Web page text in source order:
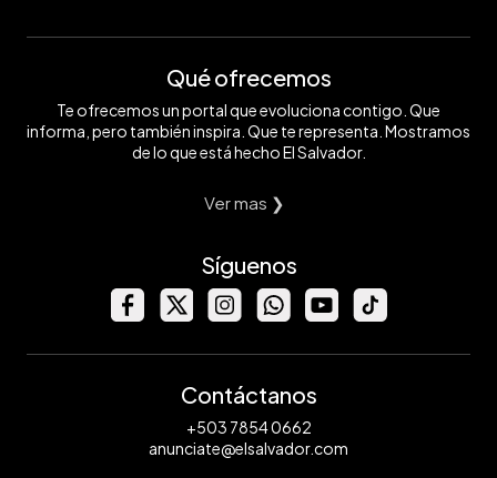
Qué ofrecemos
Te ofrecemos un portal que evoluciona contigo. Que
informa, pero también inspira. Que te representa. Mostramos
de lo que está hecho El Salvador.
Ver mas ❯
Síguenos
Contáctanos
+503 7854 0662
anunciate@elsalvador.com